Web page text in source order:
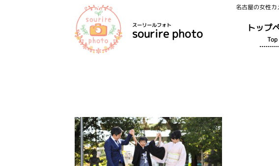
名古屋の女性
スーリールフォト
sourire photo トップ
Top